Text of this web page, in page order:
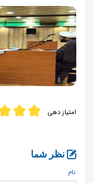
امتیاز دهی
نظر شما
نام